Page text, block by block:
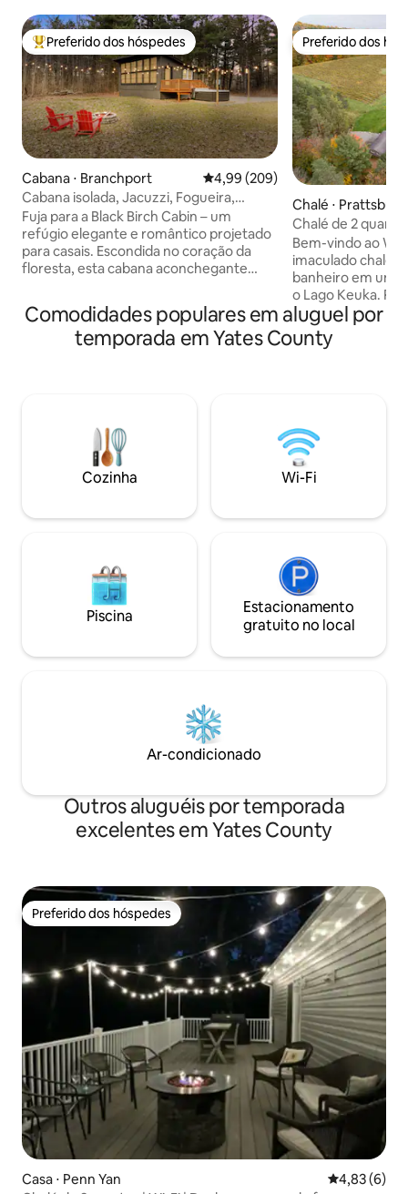
Entre os melhores preferidos dos hóspedes
Preferido dos hóspedes
Cabana ⋅ Branchport 4,99 de uma avaliação média de
4,99 (209)
Cabana isolada, Jacuzzi, Fogueira,
Animais de estimação, Churrasqueira
Fuja para a Black Birch Cabin – um
refúgio elegante e romântico projetado
para casais. Escondida no coração da
floresta, esta cabana aconchegante
banheira de hidromassagem privativa,
uma lareira crepitante e arredores
florestais serenos. Perfeito para relaxar
cabana Black Birch convida você a
relaxar, recarregar as energias e criar
memórias inesquecíveis em um
ambiente verdadeiramente mágico.
Preferido dos
Preferido dos
Chalé ⋅
Chalé de 2
hidromassagem
de 30 acres
Bem-vindo ao
imaculado chalé
banheiro em um
o Lago Keuka. Relaxe em um grande
deck privativo
banheira de
todo o ano,
vinícolas,
locais para
atrações locais.
lugar único para
Comodidades populares em aluguel por
temporada em Yates County
Cozinha Wi-Fi
Piscina
Estacionamento
gratuito no local
Ar-condicionado
Outros aluguéis por temporada
excelentes em Yates County
Preferido dos hóspedes
Preferido dos hóspedes
Casa ⋅ Penn Yan 4,83 de uma
4,83 (6)